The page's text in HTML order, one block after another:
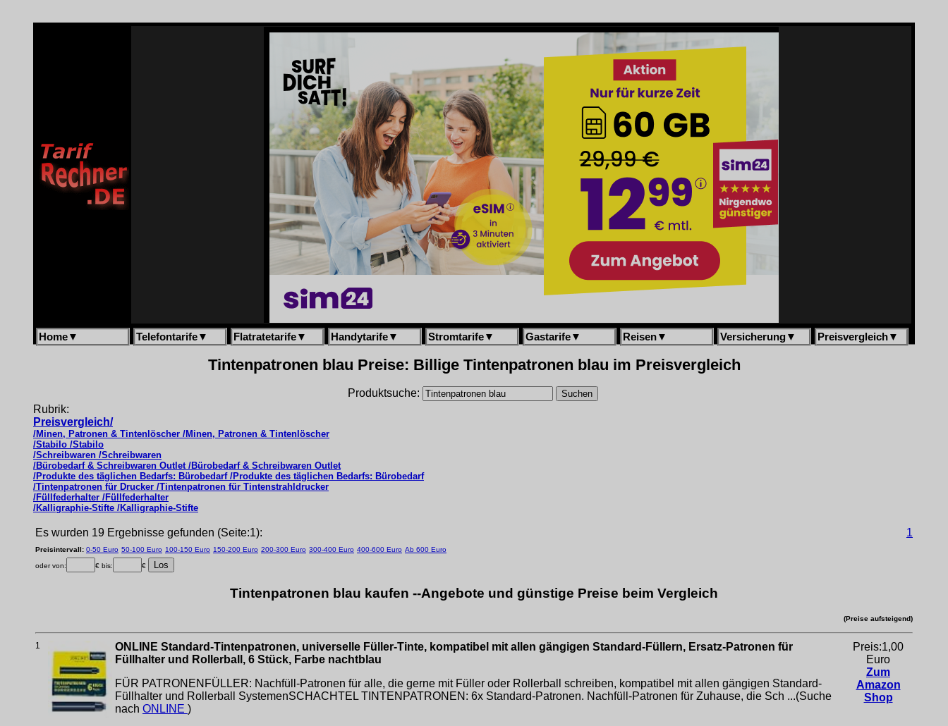
Home▼ Telefontarife▼ Flatratetarife▼ Handytarife▼ Stromtarife▼ Gastarife▼ Reisen▼ Versicherung▼ Preisvergleich▼
Tintenpatronen blau Preise: Billige Tintenpatronen blau im Preisvergleich
Produktsuche:
Rubrik:
Preisvergleich/
/Minen, Patronen & Tintenlöscher /Minen, Patronen & Tintenlöscher
/Stabilo /Stabilo
/Schreibwaren /Schreibwaren
/Bürobedarf & Schreibwaren Outlet /Bürobedarf & Schreibwaren Outlet
/Produkte des täglichen Bedarfs: Bürobedarf /Produkte des täglichen Bedarfs: Bürobedarf
/Tintenpatronen für Drucker /Tintenpatronen für Tintenstrahldrucker
/Füllfederhalter /Füllfederhalter
/Kalligraphie-Stifte /Kalligraphie-Stifte
Es wurden 19 Ergebnisse gefunden (Seite:1): 1
Preisintervall: 0-50 Euro 50-100 Euro 100-150 Euro 150-200 Euro 200-300 Euro 300-400 Euro 400-600 Euro Ab 600 Euro
oder von: € bis: €
Tintenpatronen blau kaufen --Angebote und günstige Preise beim Vergleich
(Preise aufsteigend)
1
ONLINE Standard-Tintenpatronen, universelle Füller-Tinte, kompatibel mit allen gängigen Standard-Füllern, Ersatz-Patronen für
Füllhalter und Rollerball, 6 Stück, Farbe nachtblau
FÜR PATRONENFÜLLER: Nachfüll-Patronen für alle, die gerne mit Füller oder Rollerball schreiben, kompatibel mit allen gängigen Standard-
Füllhalter und Rollerball SystemenSCHACHTEL TINTENPATRONEN: 6x Standard-Patronen. Nachfüll-Patronen für Zuhause, die Sch ...(Suche
nach ONLINE )
Preis:1,00
Euro
Zum
Amazon
Shop